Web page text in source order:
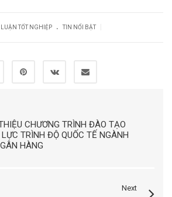
TỐT NGHIỆP . TIN NỔI BẬT
CHƯƠNG TRÌNH ĐÀO TẠO
TRÌNH ĐỘ QUỐC TẾ NGÀNH
HÀNG
Next